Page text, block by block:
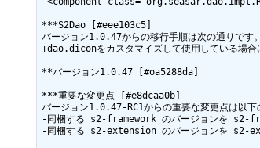
***S2Dao [#eee103c5]
バージョン1.0.47からの移行手順は次の通りです。
+dao.diconをカスタマイズして使用している場合
**バージョン1.0.47 [#oa5288da]
***重要な変更点 [#e8dcaa0b]
バージョン1.0.47-RC1からの重要な変更点は以下
-同梱する s2-framework のバージョンを
-同梱する s2-extension のバージョンを